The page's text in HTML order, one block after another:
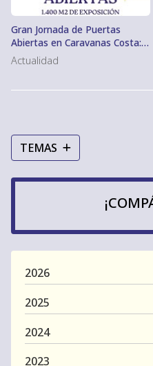
TEMAS
Gran Jornada de Puertas
Abiertas en Caravanas Costa:
¡venga a vernos del 22 al 30 de
mayo!
Actualidad
2026
2025
2024
2023